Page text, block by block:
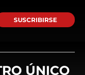
SUSCRIBIRSE
ÚNICO